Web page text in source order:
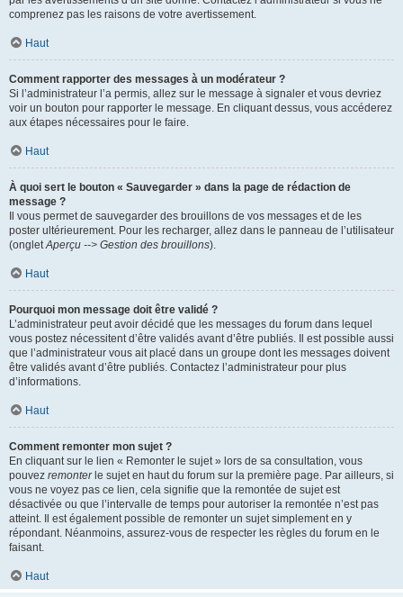
comprenez pas les raisons de votre avertissement.
Haut
Comment rapporter des messages à un modérateur ?
Si l’administrateur l’a permis, allez sur le message à signaler et vous devriez
voir un bouton pour rapporter le message. En cliquant dessus, vous accéderez
aux étapes nécessaires pour le faire.
Haut
À quoi sert le bouton « Sauvegarder » dans la page de rédaction de
message ?
Il vous permet de sauvegarder des brouillons de vos messages et de les
poster ultérieurement. Pour les recharger, allez dans le panneau de l’utilisateur
(ongletAperçu --> Gestion des brouillons).
Haut
Pourquoi mon message doit être validé ?
L’administrateur peut avoir décidé que les messages du forum dans lequel
vous postez nécessitent d’être validés avant d’être publiés. Il est possible aussi
que l’administrateur vous ait placé dans un groupe dont les messages doivent
être validés avant d’être publiés. Contactez l’administrateur pour plus
d’informations.
Haut
Comment remonter mon sujet ?
En cliquant sur le lien « Remonter le sujet » lors de sa consultation, vous
pouvez remonterle sujet en haut du forum sur la première page. Par ailleurs, si
vous ne voyez pas ce lien, cela signifie que la remontée de sujet est
désactivée ou que l’intervalle de temps pour autoriser la remontée n’est pas
atteint. Il est également possible de remonter un sujet simplement en y
répondant. Néanmoins, assurez-vous de respecter les règles du forum en le
faisant.
Haut